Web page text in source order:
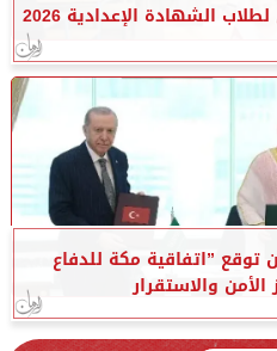
الشهادة الإعدادية 2026
توقع ”اتفاقية مكة للدفاع
والاستقرار